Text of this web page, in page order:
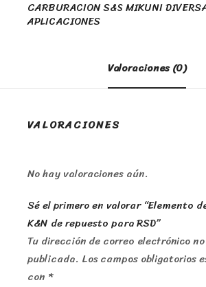
CARBURACION S&S MIKUNI
APLICACIONES
Valoraciones (0)
VALORACIONES
No hay valoraciones aún.
Sé el primero en valorar “Elemento
K&N de repuesto para RSD”
Tu dirección de correo electrónico
publicada. Los campos obligatorios
con *